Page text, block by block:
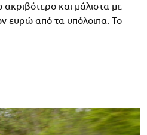
και μάλιστα με
ευρώ από τα υπόλοιπα. Το